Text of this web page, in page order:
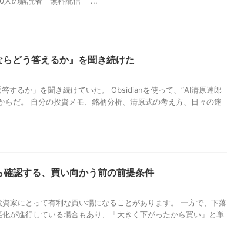
どう答えるか』を聞き続けた
するか」を聞き続けていた。 Obsidianを使って、“AI清原達郎
らだ。 自分の投資メモ、銘柄分析、清原式の考え方、日々の迷
認する、買い向かう前の前提条件
家にとって有利な買い場になることがあります。 一方で、下落
が進行している場合もあり、「大きく下がったから買い」と単